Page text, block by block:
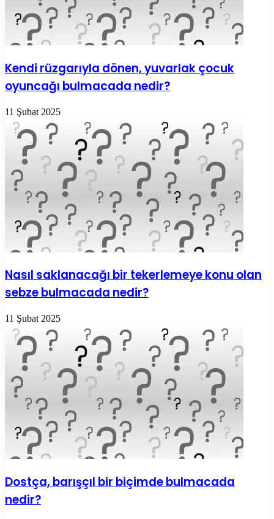
Kendi rüzgarıyla dönen, yuvarlak çocuk
oyuncağı bulmacada nedir?
11 Şubat 2025
Nasıl saklanacağı bir tekerlemeye konu olan
sebze bulmacada nedir?
11 Şubat 2025
Dostça, barışçıl bir biçimde bulmacada
nedir?